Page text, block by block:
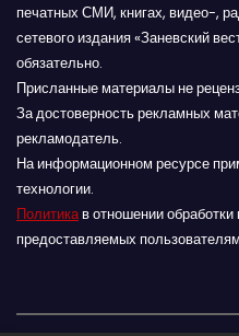
печатных СМИ, книгах, видео-,
сетевого издания «Заневский
обязательно.
Присланные материалы не
За достоверность рекламных
рекламодатель.
На информационном ресурсе
технологии.
Политикав отношении
предоставляемых